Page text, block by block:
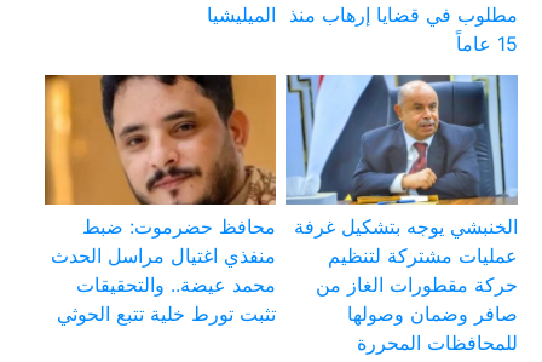
مطلوب في قضايا إرهاب منذ
15 عاماً
الميليشيا
الخنبشي يوجه بتشكيل غرفة
عمليات مشتركة لتنظيم
حركة مقطورات الغاز من
صافر وضمان وصولها
للمحافظات المحررة
محافظ حضرموت: ضبط
منفذي اغتيال مراسل الحدث
محمد عيضة.. والتحقيقات
تثبت تورط خلية تتبع الحوثي